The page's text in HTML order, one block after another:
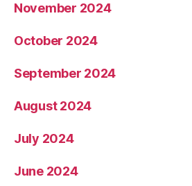
November 2024
October 2024
September 2024
August 2024
July 2024
June 2024